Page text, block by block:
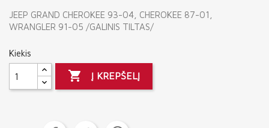
JEEP GRAND CHEROKEE 93-04, CHEROKEE 87-01,
WRANGLER 91-05 /GALINIS TILTAS/
Kiekis
 Į KREPŠELĮ